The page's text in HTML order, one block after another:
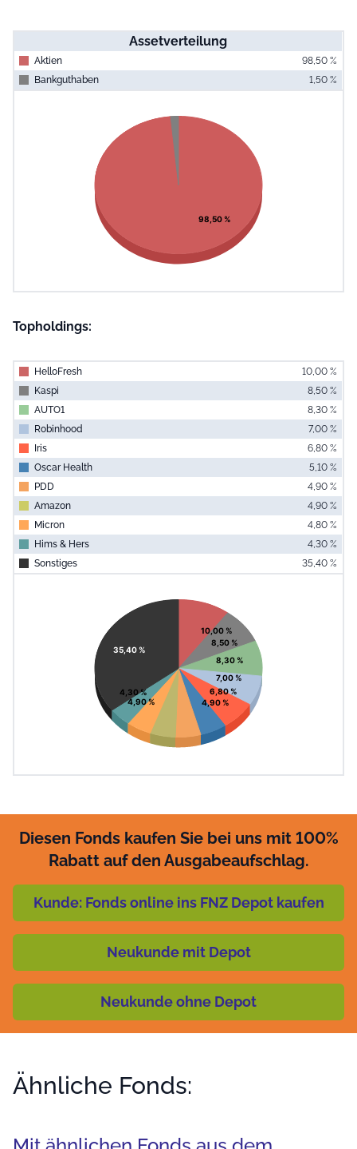
Assetverteilung
Aktien
98,50 %
Bankguthaben
1,50 %
Pie chart with 2 slices.
View as data table, Chart
98,50 %
Topholdings:
HelloFresh
10,00 %
Kaspi
8,50 %
AUTO1
8,30 %
Robinhood
7,00 %
Iris
6,80 %
Oscar Health
5,10 %
PDD
4,90 %
Amazon
4,90 %
Micron
4,80 %
Hims & Hers
4,30 %
Sonstiges
35,40 %
Pie chart with 11 slices.
View as data table, Chart
10,00 %
8,50 %
8,30 %
7,00 %
6,80 %
4,90 %
4,90 %
4,30 %
35,40 %
Diesen Fonds kaufen Sie bei uns mit 100%
Rabatt auf den Ausgabeaufschlag.
Kunde: Fonds online ins FNZ Depot kaufen
Neukunde mit Depot
Neukunde ohne Depot
Ähnliche Fonds: